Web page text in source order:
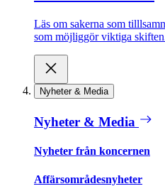
Läs om sakerna som
som möjliggör viktiga
Nyheter & Media
Nyheter & Media
Nyheter från koncernen
Affärsområdesnyheter